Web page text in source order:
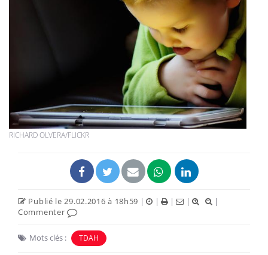
RICHARD OLVERA/FLICKR
Publié le 29.02.2016 à 18h59 | | | |
|
Commenter
Mots clés : TDAH